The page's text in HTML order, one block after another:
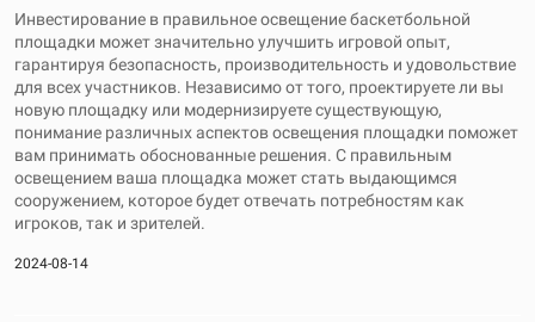
Инвестирование в правильное освещение баскетбольной
площадки может значительно улучшить игровой опыт,
гарантируя безопасность, производительность и удовольствие
для всех участников. Независимо от того, проектируете ли вы
новую площадку или модернизируете существующую,
понимание различных аспектов освещения площадки поможет
вам принимать обоснованные решения. С правильным
освещением ваша площадка может стать выдающимся
сооружением, которое будет отвечать потребностям как
игроков, так и зрителей.
2024-08-14